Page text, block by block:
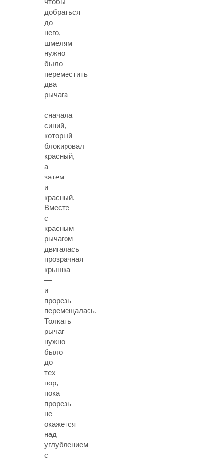
чтобы
добраться
до
него,
шмелям
нужно
было
переместить
два
рычага
—
сначала
синий,
который
блокировал
красный,
а
затем
и
красный.
Вместе
с
красным
рычагом
двигалась
прозрачная
крышка
—
и
прорезь
перемещалась.
Толкать
рычаг
нужно
было
до
тех
пор,
пока
прорезь
не
окажется
над
углублением
с